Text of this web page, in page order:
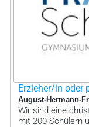
Erzieher/in oder
August-Hermann-
Wir sind eine
mit 200 Schülern